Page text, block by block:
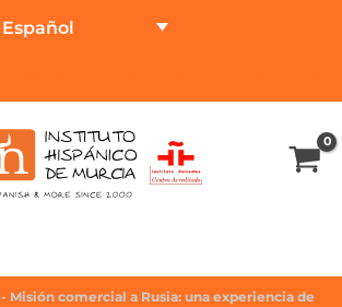
Español
- Misión comercial a Rusia: una experiencia de